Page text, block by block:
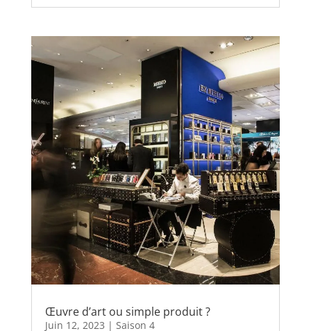
Œuvre d’art ou simple produit ?
Juin 12, 2023 | Saison 4